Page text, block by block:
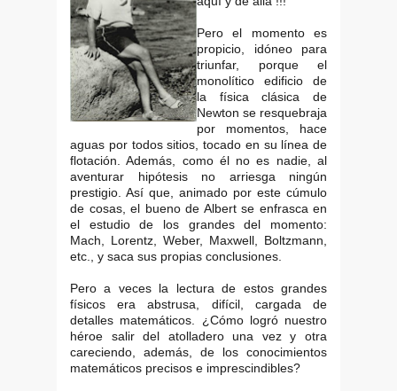
Pero el momento es
propicio, idóneo para
triunfar, porque el
monolítico edificio de
la física clásica de
Newton se resquebraja
por momentos, hace
aguas por todos sitios, tocado en su línea de
flotación. Además, como él no es nadie, al
aventurar hipótesis no arriesga ningún
prestigio. Así que, animado por este cúmulo
de cosas, el bueno de Albert se enfrasca en
el estudio de los grandes del momento:
Mach, Lorentz, Weber, Maxwell, Boltzmann,
etc., y saca sus propias conclusiones.
Pero a veces la lectura de estos grandes
físicos era abstrusa, difícil, cargada de
detalles matemáticos. ¿Cómo logró nuestro
héroe salir del atolladero una vez y otra
careciendo, además, de los conocimientos
matemáticos precisos e imprescindibles?